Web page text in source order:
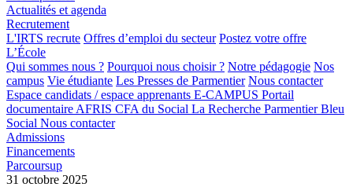
Actualités et agenda
Recrutement
L'IRTS recrute Offres d’emploi du secteur Postez votre offre
L’École
Qui sommes nous ? Pourquoi nous choisir ? Notre pédagogie Nos
campus Vie étudiante Les Presses de Parmentier Nous contacter
Espace candidats / espace apprenants E-CAMPUS Portail
documentaire AFRIS CFA du Social La Recherche Parmentier Bleu
Social Nous contacter
Admissions
Financements
Parcoursup
31 octobre 2025